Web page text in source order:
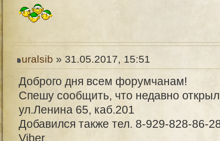
uralsib » 31.05.2017, 15:51
Доброго дня всем форумчанам!
Спешу сообщить, что недавно
ул.Ленина 65, каб.201
Добавился также тел. 8-929-828-86-
Viber.